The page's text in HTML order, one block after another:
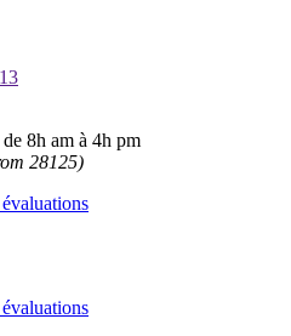
8h am à 4h pm
28125)